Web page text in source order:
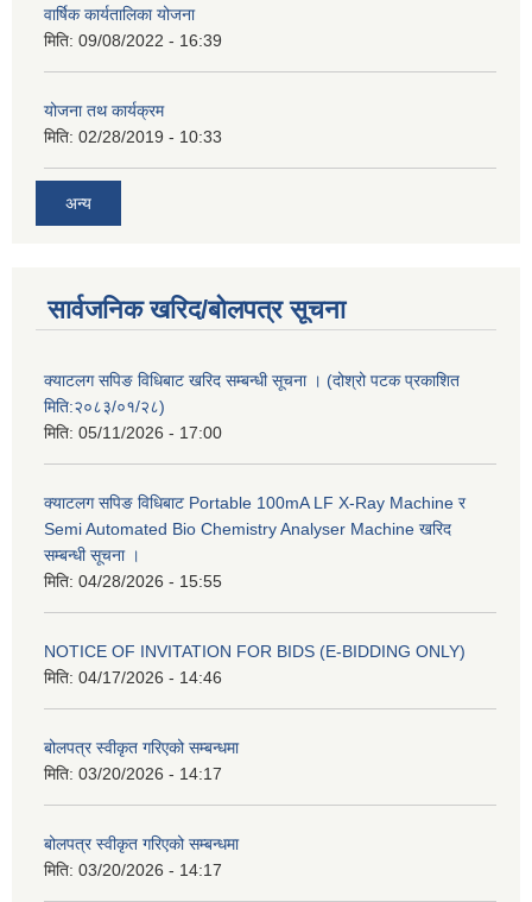
वार्षिक कार्यतालिका योजना
मिति: 09/08/2022 - 16:39
योजना तथ कार्यक्रम
मिति: 02/28/2019 - 10:33
अन्य
सार्वजनिक खरिद/बोलपत्र सूचना
क्याटलग सपिङ विधिबाट खरिद सम्बन्धी सूचना । (दोश्रो पटक प्रकाशित
मिति:२०८३/०१/२८)
मिति: 05/11/2026 - 17:00
क्याटलग सपिङ विधिबाट Portable 100mA LF X-Ray Machine र
Semi Automated Bio Chemistry Analyser Machine खरिद
सम्बन्धी सूचना ।
मिति: 04/28/2026 - 15:55
NOTICE OF INVITATION FOR BIDS (E-BIDDING ONLY)
मिति: 04/17/2026 - 14:46
बोलपत्र स्वीकृत गरिएको सम्बन्धमा
मिति: 03/20/2026 - 14:17
बोलपत्र स्वीकृत गरिएको सम्बन्धमा
मिति: 03/20/2026 - 14:17